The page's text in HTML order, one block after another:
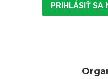
PRIHLÁSIŤ SA